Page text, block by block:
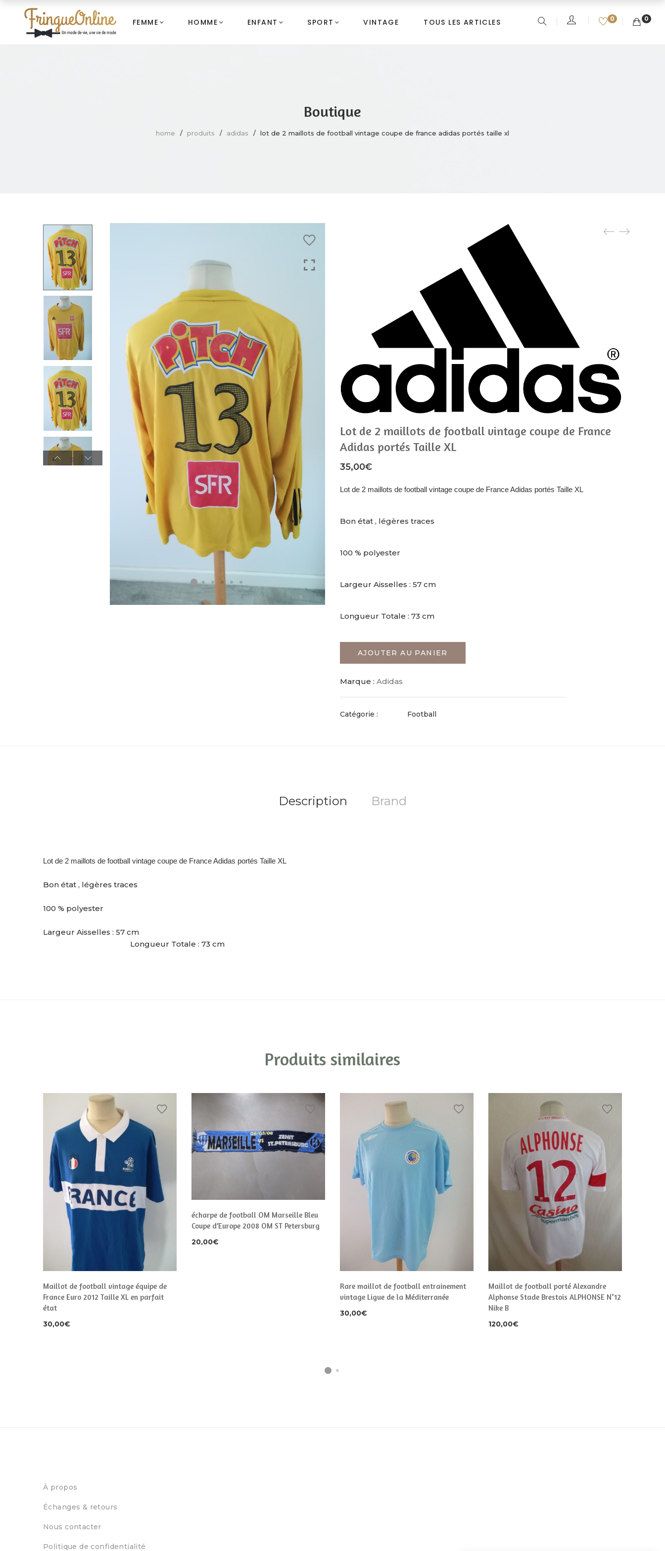
FEMME HOMME ENFANT SPORT VINTAGE TOUS LES ARTICLES 0 0
Boutique
home produits adidas lot de 2 maillots de football vintage coupe de france adidas portés taille xl
Lot de 2 maillots de football vintage coupe de France
Adidas portés Taille XL
35,00€
Lot de 2 maillots de football vintage coupe de France Adidas portés Taille XL
Bon état , légères traces
100 % polyester
Largeur Aisselles : 57 cm
Longueur Totale : 73 cm
AJOUTER AU PANIER
Marque : Adidas
Catégorie : Football
Description Brand
Lot de 2 maillots de football vintage coupe de France Adidas portés Taille XL
Bon état , légères traces
100 % polyester
Largeur Aisselles : 57 cm
Longueur Totale : 73 cm
Produits similaires
Maillot de football vintage équipe de
France Euro 2012 Taille XL en parfait
état
30,00€
écharpe de football OM Marseille Bleu
Coupe d’Europe 2008 OM ST Petersburg
20,00€
Rare maillot de football entrainement
vintage Ligue de la Méditerranée
30,00€
Maillot de football porté Alexandre
Alphonse Stade Brestois ALPHONSE N°12
Nike B
120,00€
À propos
Échanges & retours
Nous contacter
Politique de confidentialité